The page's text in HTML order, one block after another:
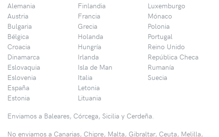
Alemania
Austria
Bulgaria
Bélgica
Croacia
Dinamarca
Eslovaquia
Eslovenia
España
Estonia
Finlandia
Francia
Grecia
Holanda
Hungría
Irlanda
Isla de Man
Italia
Letonia
Lituania
Luxemburgo
Mónaco
Polonia
Portugal
Reino Unido
República Checa
Rumanía
Suecia
Enviamos a Baleares, Córcega, Sicilia y Cerdeña.
No enviamos a Canarias, Chipre, Malta, Gibraltar, Ceuta, Melilla,